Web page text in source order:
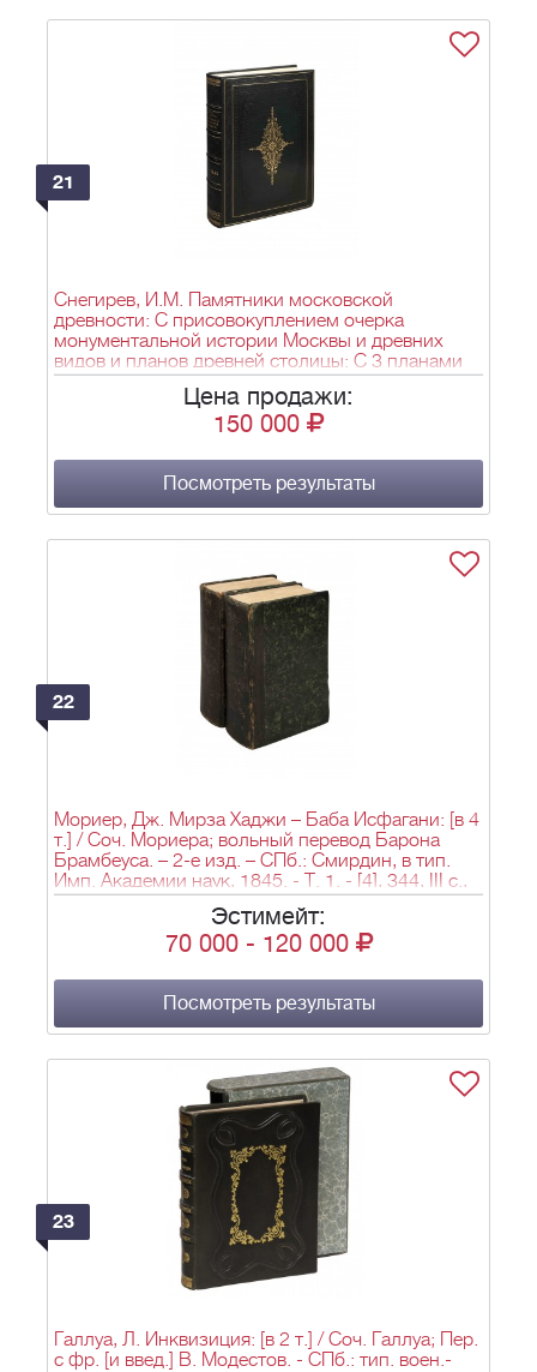
побоище. - 82 с. T. 2. Кн. 5: Словари русского
языка. – [4], XX, 194 с.; Кн. 6: Русские народные
свадьбы. – 118 с.; Кн. 7: Русская народная
годовщина. – [4], 112 с.; Кн. 8: Путешествия
русских людей. – 228 с.; 27х19 см.
21
Снегирев, И.М. Памятники московской
древности: С присовокуплением очерка
монументальной истории Москвы и древних
видов и планов древней столицы: С 3 планами
Москвы, 23 карт., по рис. акад. Солнцева, отпеч.
красками, и 18 грав. и литогр. рис./ Соч. Ивана
Снегирева. - М.: тип. Августа Семена при Имп.
[2], [4], 6, IV, CXII, [2], 358, 28, IV, [1] c., [44] л. ил.,
карт, план.; 28х21 см.
Цена продажи:
150 000
Посмотреть результаты
22
Мориер, Дж. Мирза Хаджи – Баба Исфагани: [в 4
т.] / Соч. Мориера; вольный перевод Барона
Брамбеуса. – 2-е изд. – СПб.: Смирдин, в тип.
Имп. Академии наук, 1845. - Т. 1. - [4], 344, III c.,
[1] л. фронт.; Т. 2. - [4], 396, IV c., [1] л. фронт.; Т.
3. – [4], IV, 327 c., [1] л. фронт.; Т. 4. – [4], IV, 360
c., [1] л. фронт.; 17,6х10,6см.
Эстимейт:
70 000- 120 000
Посмотреть результаты
23
Галлуа, Л. Инквизиция: [в 2 т.] / Соч. Галлуа; Пер.
с фр. [и введ.] В. Модестов. - СПб.: тип. воен.-